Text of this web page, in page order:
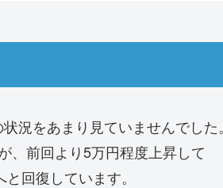
況をあまり見ていませんでした。
、前回より5万円程度上昇して
回復しています。